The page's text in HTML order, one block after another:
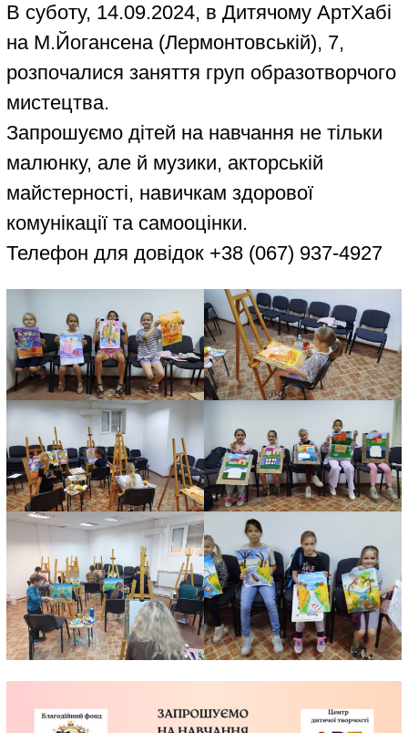
В суботу, 14.09.2024, в Дитячому АртХабі
на М.Йогансена (Лермонтовській), 7,
розпочалися заняття груп образотворчого
мистецтва.
Запрошуємо дітей на навчання не тільки
малюнку, але й музики, акторській
майстерності, навичкам здорової
комунікації та самооцінки.
Телефон для довідок +38 (067) 937-4927